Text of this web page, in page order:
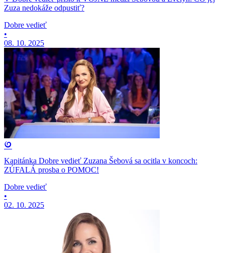
Zuza nedokáže odpustiť?
Dobre vedieť
•
08. 10. 2025
Kapitánka Dobre vedieť Zuzana Šebová sa ocitla v koncoch:
ZÚFALÁ prosba o POMOC!
Dobre vedieť
•
02. 10. 2025